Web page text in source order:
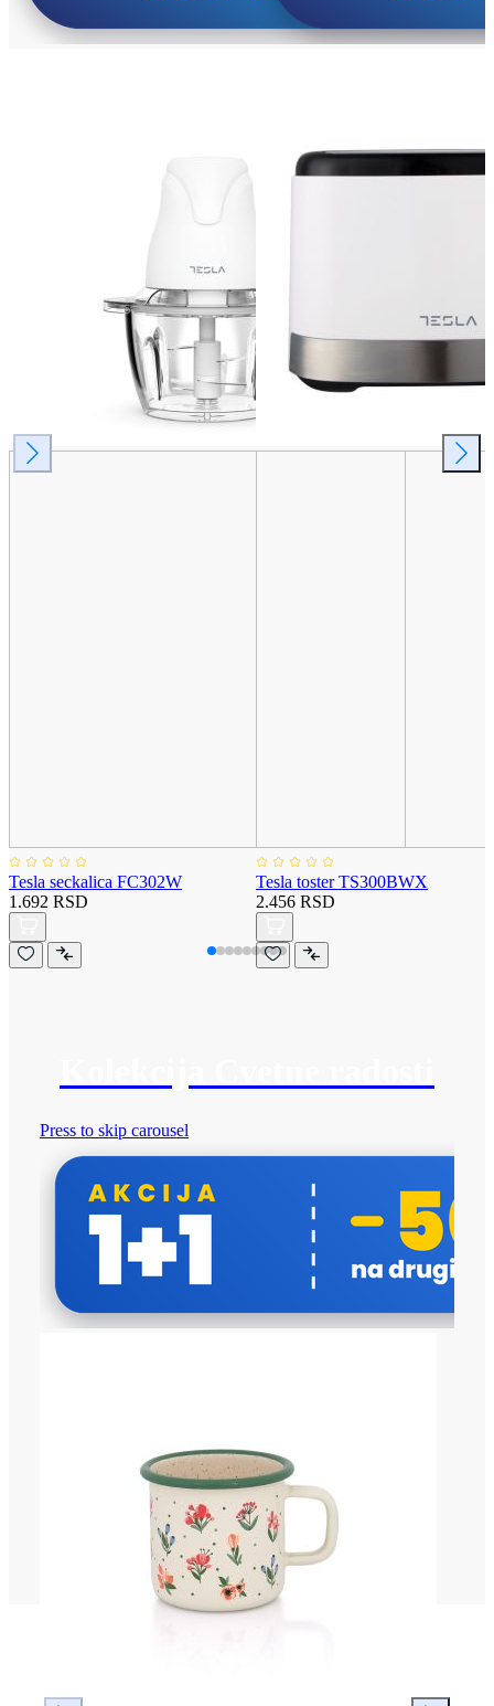
Tesla seckalica FC302W
1.692 RSD
Tesla toster TS300BWX
2.456 RSD
Press to skip carousel